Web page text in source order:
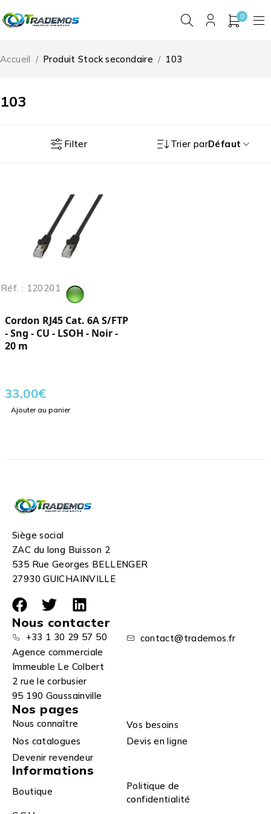
0
103
Accueil / Produit Stock secondaire / 103
Filter Trier parDéfaut
Réf. : 120201
Cordon RJ45 Cat. 6A S/FTP
- Sng - CU - LSOH - Noir -
20 m
33,00€
Ajouter au panier
Siège social
ZAC du long Buisson 2
535 Rue Georges BELLENGER
27930 GUICHAINVILLE
Nous contacter
+33 1 30 29 57 50
contact@trademos.fr
Agence commerciale
Immeuble Le Colbert
2 rue le corbusier
95 190 Goussainville
Nos pages
Nous connaître
Vos besoins
Nos catalogues
Devis en ligne
Devenir revendeur
Informations
Boutique
Politique de
confidentialité